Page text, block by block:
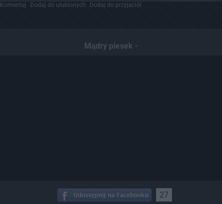
Komentuj Dodaj do ulubionych Dodaj do przyjaciół
Mądry piesek -
27